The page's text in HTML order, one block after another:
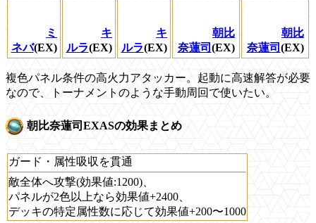
ミ
ネバ(EX)
キ
ルラ(EX)
キ
ルラ(EX)
朝比
奈蓮司 (EX)
朝比
奈蓮司 (EX)
複色パネル条件の高火力アタッカー。起動に高速解答が必要
なので、トーナメントのような手動周回で使いたい。
朝比奈蓮司EXASの効果まとめ
ガード・属性吸収を貫通
敵全体へ攻撃(効果値:1200)、
パネルが2色以上なら効果値+2400、
デッキの特定属性数に応じて効果値+200〜1000